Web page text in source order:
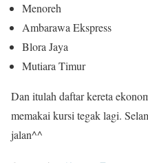
Menoreh
Ambarawa Ekspress
Blora Jaya
Mutiara Timur
Dan itulah daftar kereta
memakai kursi tegak lagi.
jalan^^